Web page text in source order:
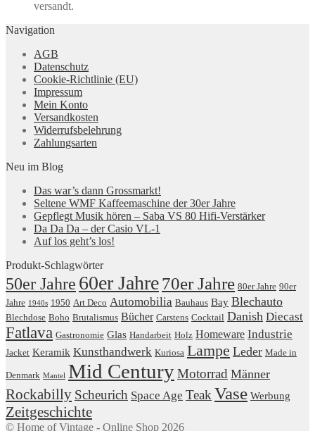
versandt.
Navigation
AGB
Datenschutz
Cookie-Richtlinie (EU)
Impressum
Mein Konto
Versandkosten
Widerrufsbelehrung
Zahlungsarten
Neu im Blog
Das war’s dann Grossmarkt!
Seltene WMF Kaffeemaschine der 30er Jahre
Gepflegt Musik hören – Saba VS 80 Hifi-Verstärker
Da Da Da – der Casio VL-1
Auf los geht’s los!
Produkt-Schlagwörter
50er Jahre 60er Jahre70er Jahre 80er Jahre 90er
Jahre 1940s 1950 Art Deco Automobilia Bauhaus Bay Blechauto
Blechdose Boho Brutalismus Bücher Carstens Cocktail Danish Diecast
Fatlava Gastronomie Glas Handarbeit Holz Homeware Industrie
Jacket Keramik Kunsthandwerk Kuriosa Lampe Leder Made in
Denmark Mantel Mid CenturyMotorrad Männer
Rockabilly Scheurich Space Age Teak Vase Werbung
Zeitgeschichte
© Home of Vintage - Online Shop 2026